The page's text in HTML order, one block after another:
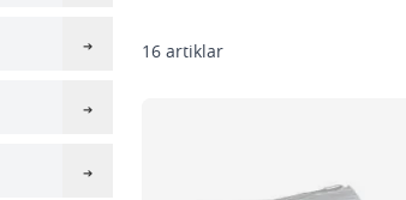
16 artiklar